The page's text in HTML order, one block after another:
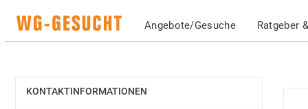
Angebote/Gesuche Ratgeber
KONTAKTINFORMATIONEN
EINBLENDEN